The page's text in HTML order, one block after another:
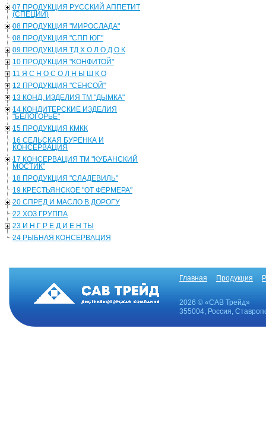
07 ПРОДУКЦИЯ РУССКИЙ АППЕТИТ
(СПЕЦИИ)
08 ПРОДУКЦИЯ "МИРОСЛАДА"
08 ПРОДУКЦИЯ "СПП ЮГ"
09 ПРОДУКЦИЯ ТД Х О Л О Д О К
10 ПРОДУКЦИЯ "КОНФИТОЙ"
11 Я С Н О С О Л Н Ы Ш К О
12 ПРОДУКЦИЯ "СЕНСОЙ"
13 КОНД. ИЗДЕЛИЯ ТМ "ДЫМКА"
14 КОНДИТЕРСКИЕ ИЗДЕЛИЯ
"БЕЛОГОРЬЕ"
15 ПРОДУКЦИЯ КМКК
16 СЕЛЬСКАЯ БУРЕНКА И
КОНСЕРВАЦИЯ
17 КОНСЕРВАЦИЯ ТМ "КУБАНСКИЙ
МОСТИК"
18 ПРОДУКЦИЯ "СЛАДЕВИЛЬ"
19 КРЕСТЬЯНСКОЕ "ОТ ФЕРМЕРА"
20 СПРЕД И МАСЛО В ДОРОГУ
22 ХОЗ.ГРУППА
23 И Н Г Р Е Д И Е Н ТЫ
24 РЫБНАЯ КОНСЕРВАЦИЯ
Главная Продукция
2026 © «САВ Трейд»
355004, Россия,